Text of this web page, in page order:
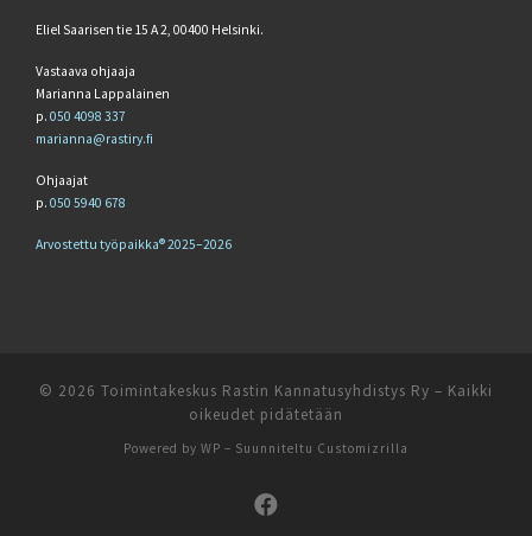
Eliel Saarisen tie 15 A 2, 00400 Helsinki.
Vastaava ohjaaja
Marianna Lappalainen
p. 050 4098 337
marianna@rastiry.fi
Ohjaajat
p. 050 5940 678
Arvostettu työpaikka® 2025–2026
© 2026 Toimintakeskus Rastin Kannatusyhdistys Ry – Kaikki
oikeudet pidätetään
Powered by WP – Suunniteltu Customizrilla